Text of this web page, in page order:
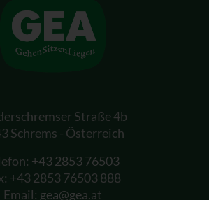
Straße 4b
Schrems - Österreich
+43 2853 76503
+43 2853 76503 888
Email: gea@gea.at